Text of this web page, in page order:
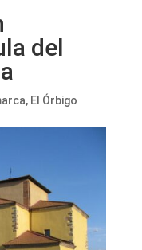
del
, El Órbigo